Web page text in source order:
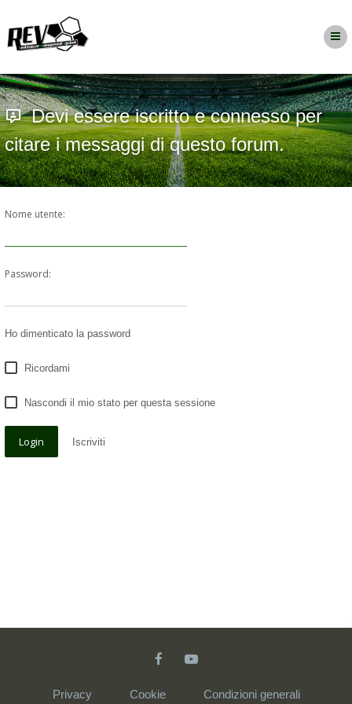
Devi essere iscritto e connesso per
citare i messaggi di questo forum.
Nome utente:
Password:
Ho dimenticato la password
Ricordami
Nascondi il mio stato per questa sessione
Iscriviti
Privacy Cookie Condizioni generali